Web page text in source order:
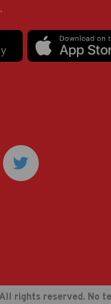
rights reserved. No